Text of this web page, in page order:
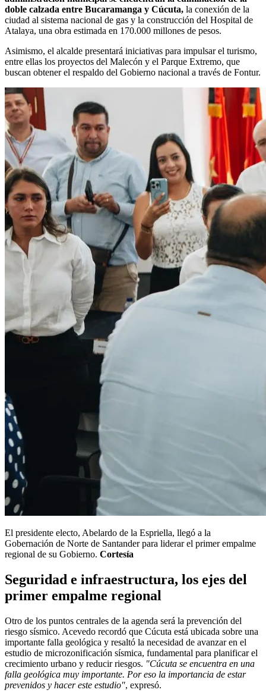
doble calzada entre Bucaramanga y Cúcuta, la conexión de la
ciudad al sistema nacional de gas y la construcción del Hospital de
Atalaya, una obra estimada en 170.000 millones de pesos.
Asimismo, el alcalde presentará iniciativas para impulsar el turismo,
entre ellas los proyectos del Malecón y el Parque Extremo, que
buscan obtener el respaldo del Gobierno nacional a través de Fontur.
El presidente electo, Abelardo de la Espriella, llegó a la
Gobernación de Norte de Santander para liderar el primer empalme
regional de su Gobierno. Cortesía
Seguridad e infraestructura, los ejes del
primer empalme regional
Otro de los puntos centrales de la agenda será la prevención del
riesgo sísmico. Acevedo recordó que Cúcuta está ubicada sobre una
importante falla geológica y resaltó la necesidad de avanzar en el
estudio de microzonificación sísmica, fundamental para planificar el
crecimiento urbano y reducir riesgos. "Cúcuta se encuentra en una
falla geológica muy importante. Por eso la importancia de estar
prevenidos y hacer este estudio", expresó.